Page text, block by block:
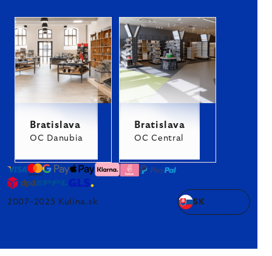
Bratislava
OC Danubia
Bratislava
OC Central
2007–2025 Kulina.sk SK